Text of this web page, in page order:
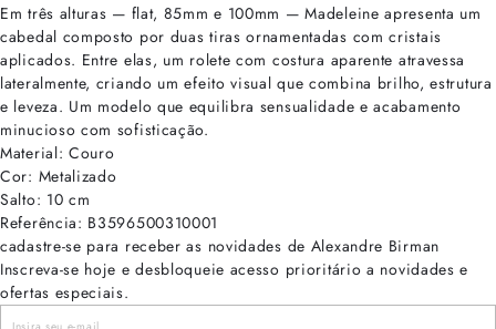
Em três alturas — flat, 85mm e 100mm — Madeleine apresenta um
cabedal composto por duas tiras ornamentadas com cristais
aplicados. Entre elas, um rolete com costura aparente atravessa
lateralmente, criando um efeito visual que combina brilho, estrutura
e leveza. Um modelo que equilibra sensualidade e acabamento
minucioso com sofisticação.
Material: Couro
Cor: Metalizado
Salto: 10 cm
Referência: B3596500310001
cadastre-se para receber as novidades de Alexandre Birman
Inscreva-se hoje e desbloqueie acesso prioritário a novidades e
ofertas especiais.